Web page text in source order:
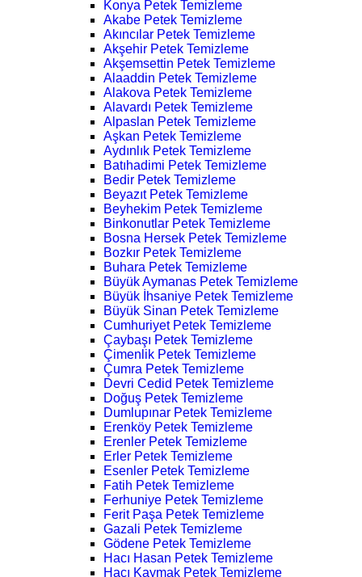
Konya Petek Temizleme
Akabe Petek Temizleme
Akıncılar Petek Temizleme
Akşehir Petek Temizleme
Akşemsettin Petek Temizleme
Alaaddin Petek Temizleme
Alakova Petek Temizleme
Alavardı Petek Temizleme
Alpaslan Petek Temizleme
Aşkan Petek Temizleme
Aydınlık Petek Temizleme
Batıhadimi Petek Temizleme
Bedir Petek Temizleme
Beyazıt Petek Temizleme
Beyhekim Petek Temizleme
Binkonutlar Petek Temizleme
Bosna Hersek Petek Temizleme
Bozkır Petek Temizleme
Buhara Petek Temizleme
Büyük Aymanas Petek Temizleme
Büyük İhsaniye Petek Temizleme
Büyük Sinan Petek Temizleme
Cumhuriyet Petek Temizleme
Çaybaşı Petek Temizleme
Çimenlik Petek Temizleme
Çumra Petek Temizleme
Devri Cedid Petek Temizleme
Doğuş Petek Temizleme
Dumlupınar Petek Temizleme
Erenköy Petek Temizleme
Erenler Petek Temizleme
Erler Petek Temizleme
Esenler Petek Temizleme
Fatih Petek Temizleme
Ferhuniye Petek Temizleme
Ferit Paşa Petek Temizleme
Gazali Petek Temizleme
Gödene Petek Temizleme
Hacı Hasan Petek Temizleme
Hacı Kaymak Petek Temizleme